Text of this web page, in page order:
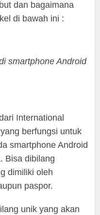
dan bagaimana
di bawah ini :
smartphone Android
International
berfungsi untuk
smartphone Android
Bisa dibilang
dimiliki oleh
paspor.
unik yang akan